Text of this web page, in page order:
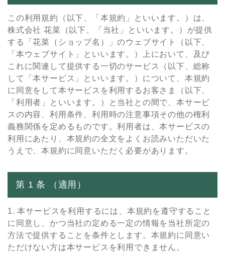
この利⽤規約（以下、「本規約」といいます。）は、
株式会社 花菜（以下、「当社」といいます。）が提供
する「花菜（ショップ名）」のウェブサイト（以下、
「本ウェブサイト」といいます。）上において、及び
これに関連して提供する⼀切のサービス（以下、総称
して「本サービス」といいます。）について、本規約
に同意をして本サービスを利⽤するお客さま（以下、
「利⽤者」といいます。）と当社との間で、本サービ
スの内容、利⽤条件、利⽤時の注意事項その他の権利
義務関係を定めるものです。利⽤者は、本サービスの
利⽤にあたり、本規約の全⽂をよくお読みいただいた
うえで、本規約に同意いただく必要があります。
第 1 条 （適⽤）
1. 本サービスを利⽤するには、本規約を遵守すること
に同意し、かつ当社の定める⼀定の情報を当社所定の
⽅法で提供することを条件とします。本規約に同意い
ただけない⽅は本サービスを利⽤できません。